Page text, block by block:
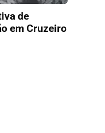
de
em Cruzeiro